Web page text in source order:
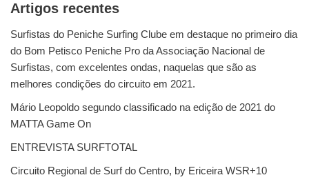
Artigos recentes
Surfistas do Peniche Surfing Clube em destaque no primeiro dia
do Bom Petisco Peniche Pro da Associação Nacional de
Surfistas, com excelentes ondas, naquelas que são as
melhores condições do circuito em 2021.
Mário Leopoldo segundo classificado na edição de 2021 do
MATTA Game On
ENTREVISTA SURFTOTAL
Circuito Regional de Surf do Centro, by Ericeira WSR+10